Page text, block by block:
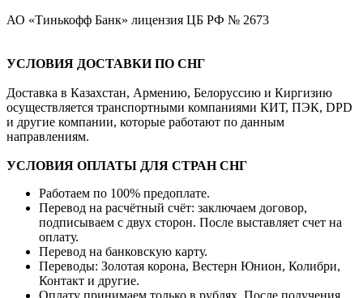
АО «Тинькофф Банк» лицензия ЦБ РФ № 2673
УСЛОВИЯ ДОСТАВКИ ПО СНГ
Доставка в Казахстан, Армению, Белоруссию и Киргизию
осуществляется транспортными компаниями КИТ, ПЭК, DPD
и другие компании, которые работают по данным
направлениям.
УСЛОВИЯ ОПЛАТЫ ДЛЯ СТРАН СНГ
Работаем по 100% предоплате.
Перевод на расчётный счёт: заключаем договор,
подписываем с двух сторон. После выставляет счет на
оплату.
Перевод на банковскую карту.
Переводы: Золотая корона, Вестерн Юнион, Колибри,
Контакт и другие.
Оплату принимаем только в рублях. После получения